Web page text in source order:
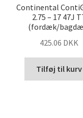
Continental
2.75 – 17 47J
(fordæk/
425.06 DKK
Tilføj til kurv